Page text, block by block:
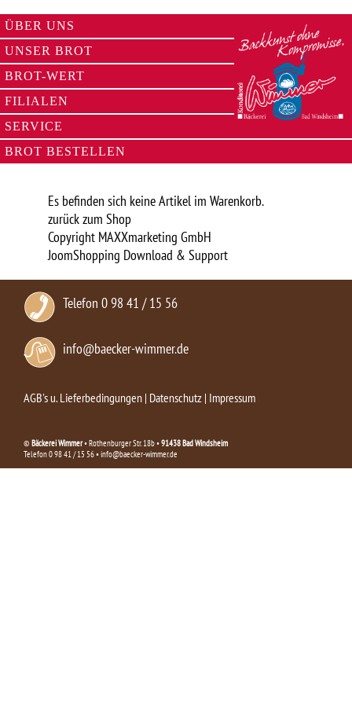
ÜBER UNS
UNSER BROT
BROT-WERT
FILIALEN
SERVICE
BROT BESTELLEN
Es befinden sich keine Artikel im Warenkorb.
zurück zum Shop
Copyright MAXXmarketing GmbH
JoomShopping Download & Support
Telefon 0 98 41 / 15 56
info@baecker-wimmer.de
AGB's u. Lieferbedingungen | Datenschutz | Impressum
© Bäckerei Wimmer• Rothenburger Str. 18b •91438 Bad Windsheim
Telefon 0 98 41 / 15 56 • info@baecker-wimmer.de